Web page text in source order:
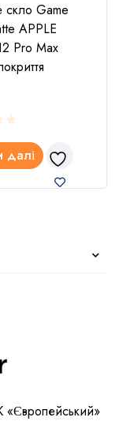
скло Game
APPLE
Pro Max
далі
«Європейський»